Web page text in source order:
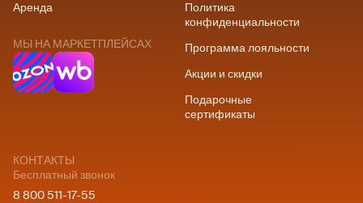
Аренда
МЫ НА МАРКЕТПЛЕЙСАХ
Политика
конфиденциальности
Программа лояльности
Акции и скидки
Подарочные
сертификаты
КОНТАКТЫ
Бесплатный звонок
8 800 511-17-55